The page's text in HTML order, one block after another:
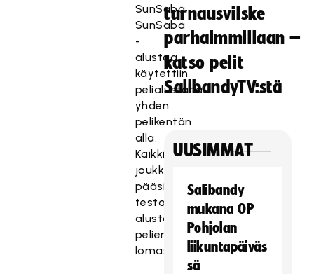
SunSäbä.
SunSäbä
-
alustaa
käytettiin
pelialustana
yhden
pelikentän
alla.
Kaikki
joukkueet
pääsivät
testaamaan
alustaa
pelien
lomassa.
turnausvilske
parhaimmillaan –
katso pelit
SalibandyTV:stä
UUSIMMAT
Salibandy
mukana OP
Pohjolan
liikuntapäiväs
sä